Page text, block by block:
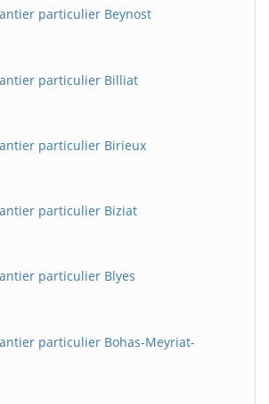
particulier Beynost
particulier Billiat
particulier Birieux
particulier Biziat
particulier Blyes
particulier Bohas-Meyriat-